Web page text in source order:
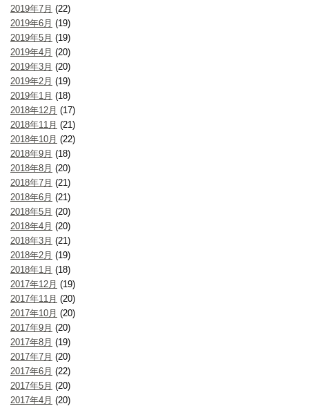
2019年7月 (22)
2019年6月 (19)
2019年5月 (19)
2019年4月 (20)
2019年3月 (20)
2019年2月 (19)
2019年1月 (18)
2018年12月 (17)
2018年11月 (21)
2018年10月 (22)
2018年9月 (18)
2018年8月 (20)
2018年7月 (21)
2018年6月 (21)
2018年5月 (20)
2018年4月 (20)
2018年3月 (21)
2018年2月 (19)
2018年1月 (18)
2017年12月 (19)
2017年11月 (20)
2017年10月 (20)
2017年9月 (20)
2017年8月 (19)
2017年7月 (20)
2017年6月 (22)
2017年5月 (20)
2017年4月 (20)